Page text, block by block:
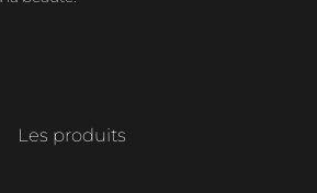
Les produits